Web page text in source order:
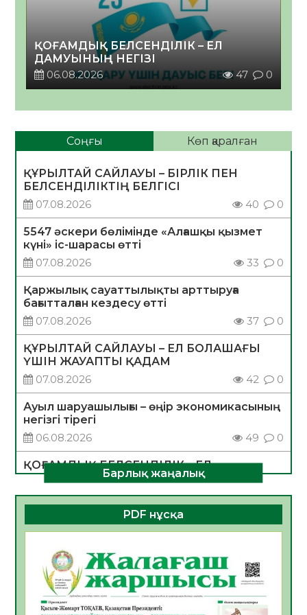
ҚОҒАМДЫҚ БЕЛСЕНДІЛІК – ЕЛ
ДАМУЫНЫҢ НЕГІЗІ
06.08.2026
47 0
Соңғы Көп қаралған
ҚҰРЫЛТАЙ САЙЛАУЫ – БІРЛІК ПЕН
БЕЛСЕНДІЛІКТІҢ БЕЛГІСІ
07.08.2026
40 0
5547 әскери бөлімінде «Алғашқы қызмет
күні» іс-шарасы өтті
07.08.2026
33 0
Қаржылық сауаттылықты арттыруға
бағытталған кездесу өтті
07.08.2026
37 0
ҚҰРЫЛТАЙ САЙЛАУЫ – ЕЛ БОЛАШАҒЫ
ҮШІН ЖАУАПТЫ ҚАДАМ
07.08.2026
42 0
Ауыл шаруашылығы – өңір экономикасының
негізгі тірегі
06.08.2026
49 0
ҚОҒАМДЫҚ БЕЛСЕНДІЛІК – ЕЛ
ДАМУЫНЫҢ НЕГІЗІ
06.08.2026
47 0
ҚҰРЫЛТАЙ САЙЛАУЫ – БОЛАШАҚҚА
06.08.2026
Инфекциялық ауруларға қарсы иммундау
жұмыстарының тиімділігі
Барлық жаңалық
PDF нұсқа